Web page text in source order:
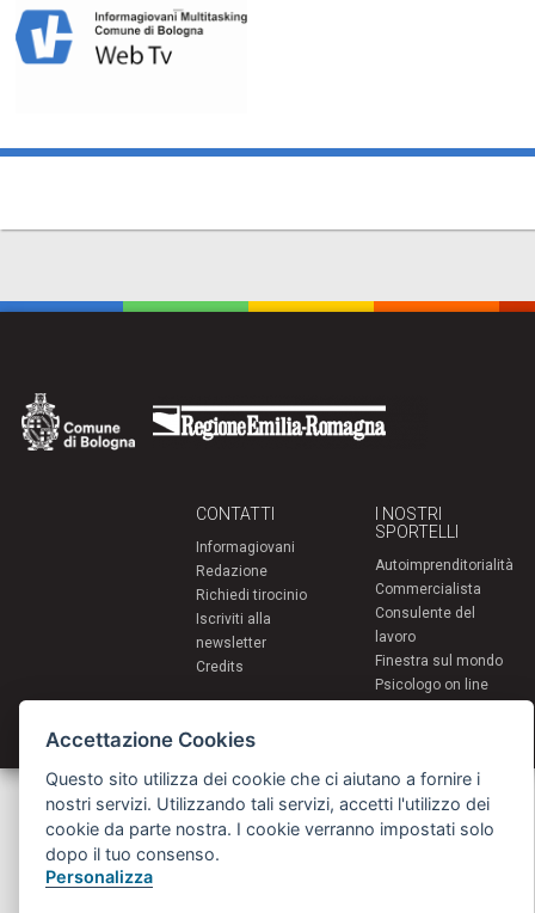
CONTATTI
Informagiovani
Redazione
Richiedi tirocinio
Iscriviti alla
newsletter
Credits
I NOSTRI
SPORTELLI
Autoimprenditorialità
Commercialista
Consulente del
lavoro
Finestra sul mondo
Psicologo on line
Comune di Bologna | Piazza Maggiore 6 - 40124 Bologna
giovani@comune.bologna.it
Accettazione Cookies
Questo sito utilizza dei cookie che ci aiutano a fornire i
nostri servizi. Utilizzando tali servizi, accetti l'utilizzo dei
cookie da parte nostra. I cookie verranno impostati solo
dopo il tuo consenso.
Personalizza